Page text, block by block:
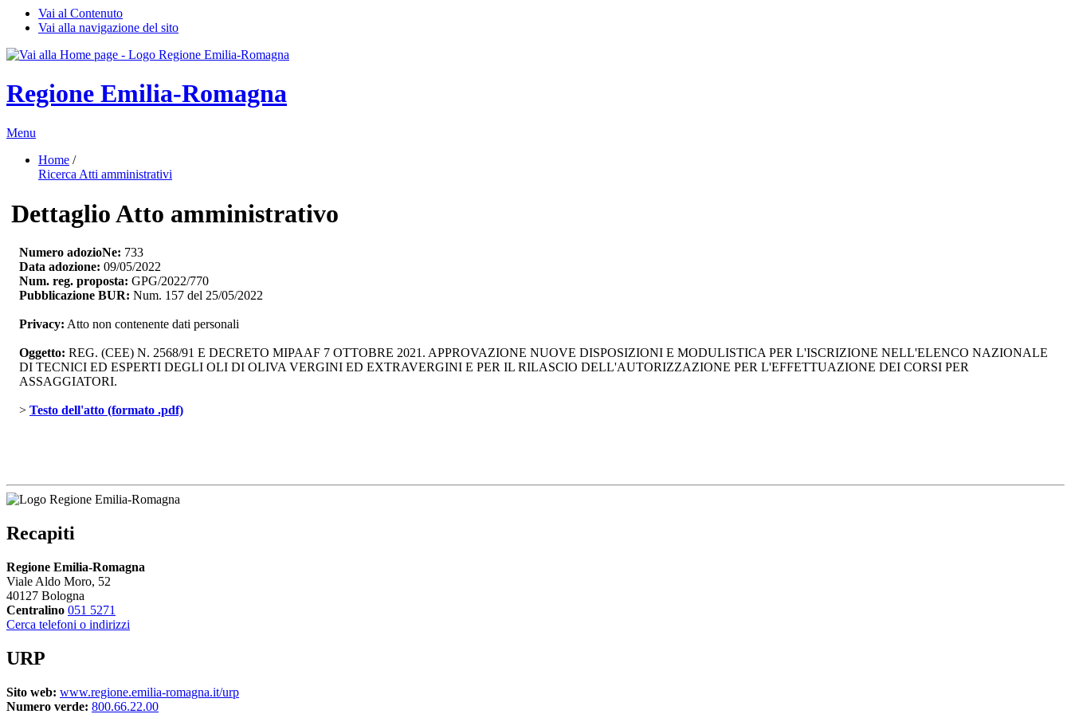
Vai al Contenuto
Vai alla navigazione del sito
Regione Emilia-Romagna
Menu
Home /
Ricerca Atti amministrativi
Dettaglio Atto amministrativo
Numero adozioNe: 733
Data adozione: 09/05/2022
Num. reg. proposta: GPG/2022/770
Pubblicazione BUR: Num. 157 del 25/05/2022
Privacy: Atto non contenente dati personali
Oggetto: REG. (CEE) N. 2568/91 E DECRETO MIPAAF 7 OTTOBRE 2021. APPROVAZIONE NUOVE DISPOSIZIONI E MODULISTICA PER L'ISCRIZIONE NELL'ELENCO NAZIONALE
DI TECNICI ED ESPERTI DEGLI OLI DI OLIVA VERGINI ED EXTRAVERGINI E PER IL RILASCIO DELL'AUTORIZZAZIONE PER L'EFFETTUAZIONE DEI CORSI PER
ASSAGGIATORI.
> Testo dell'atto (formato .pdf)
Recapiti
Regione Emilia-Romagna
Viale Aldo Moro, 52
40127 Bologna
Centralino 051 5271
Cerca telefoni o indirizzi
URP
Sito web: www.regione.emilia-romagna.it/urp
Numero verde: 800.66.22.00